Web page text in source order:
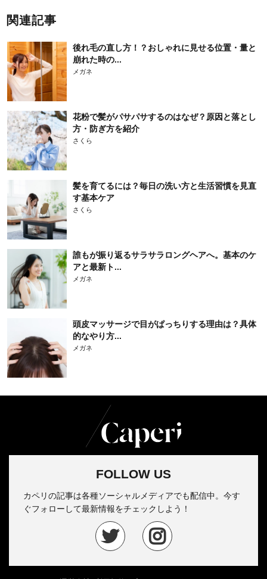
関連記事
後れ毛の直し方！？おしゃれに見せる位置・量と
崩れた時の...
メガネ
花粉で髪がパサパサするのはなぜ？原因と落とし
方・防ぎ方を紹介
さくら
髪を育てるには？毎日の洗い方と生活習慣を見直
す基本ケア
さくら
誰もが振り返るサラサラロングヘアへ。基本のケ
アと最新ト...
メガネ
頭皮マッサージで目がぱっちりする理由は？具体
的なやり方...
メガネ
FOLLOW US
カペリの記事は各種ソーシャルメディアでも配信中。今す
ぐフォローして最新情報をチェックしよう！